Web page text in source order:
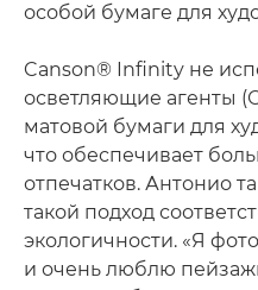
особой бумаге для
Canson® Infinity не
осветляющие агенты
матовой бумаги для
что обеспечивает
отпечатков. Антонио
такой подход
экологичности. «Я
и очень люблю